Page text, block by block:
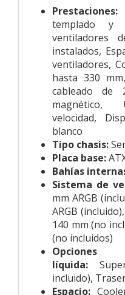
Prestaciones:
templado y
ventiladores
instalados,
ventiladores,
hasta 330 mm,
cableado de
magnético,
velocidad,
blanco
Tipo chasis:
Placa base:
Bahías
Sistema de
mm ARGB
ARGB (incluido),
140 mm (no
(no incluidos)
líquida:
incluido),
Espacio: